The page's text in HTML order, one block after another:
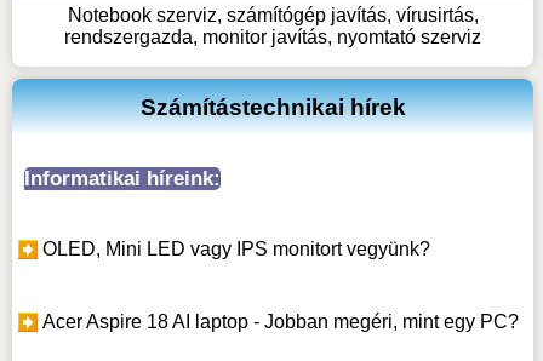
Notebook szerviz, számítógép javítás, vírusirtás,
rendszergazda, monitor javítás, nyomtató szerviz
Számítástechnikai hírek
Informatikai híreink:
OLED, Mini LED vagy IPS monitort vegyünk?
Acer Aspire 18 AI laptop - Jobban megéri, mint egy PC?